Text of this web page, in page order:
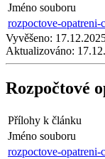
Jméno souboru
rozpoctove-opatreni-
Vyvěšeno:
Aktualizováno:
Rozpočtové
Přílohy k článku
Jméno souboru
rozpoctove-opatreni-